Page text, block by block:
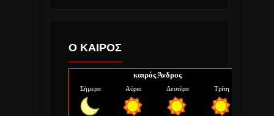
Ο ΚΑΙΡΟΣ
καιρός Άνδρος